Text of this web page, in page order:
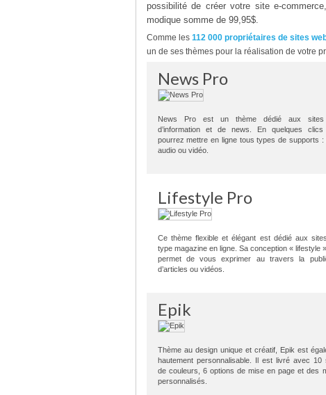
possibilité de créer votre site e-
modique somme de 99,95$.
Comme les 112 000 propriétaires de sites
un de ses thèmes pour la réalisation de votre
News Pro
News Pro est un thème dédié aux
d’information et de news. En quelques clics
pourrez mettre en ligne tous types de supports :
audio ou vidéo.
Lifestyle Pro
Ce thème flexible et élégant est dédié aux
type magazine en ligne. Sa conception « lifestyle
permet de vous exprimer au travers la
d’articles ou vidéos.
Epik
Thème au design unique et créatif, Epik est
hautement personnalisable. Il est livré avec 10
de couleurs, 6 options de mise en page et des
personnalisés.